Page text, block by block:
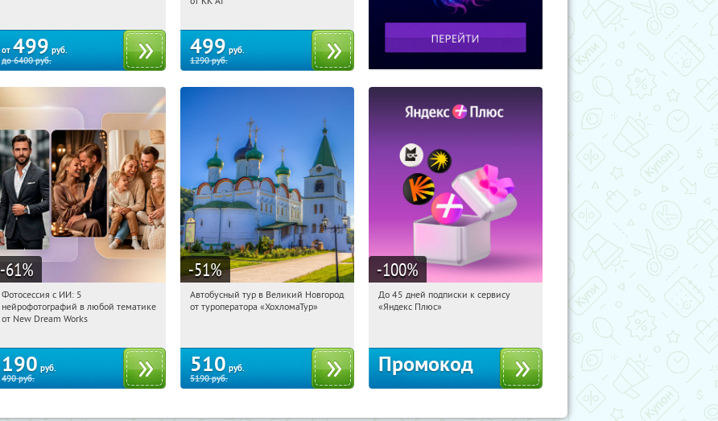
от 499 руб.
до6400руб.
499 руб.
1290руб.
-61%
14:16:17
Россия
Фотосессия с ИИ: 5
нейрофотографий в любой тематике
от New Dream Works
190 руб.
490руб.
-51%
14:16:17 Купили:2
Автобусный тур в Великий Новгород
от туроператора «ХохломаТур»
510 руб.
5190руб.
-100%
14:16:17 Получили:
До 45 дней подписки к сервису
«Яндекс Плюс»
Промокод